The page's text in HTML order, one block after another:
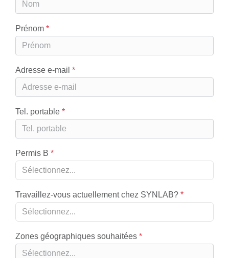
Prénom
Adresse e-mail
Tel. portable
Permis B
Sélectionnez...
Travaillez-vous actuellement chez SYNLAB?
Sélectionnez...
Zones géographiques souhaitées